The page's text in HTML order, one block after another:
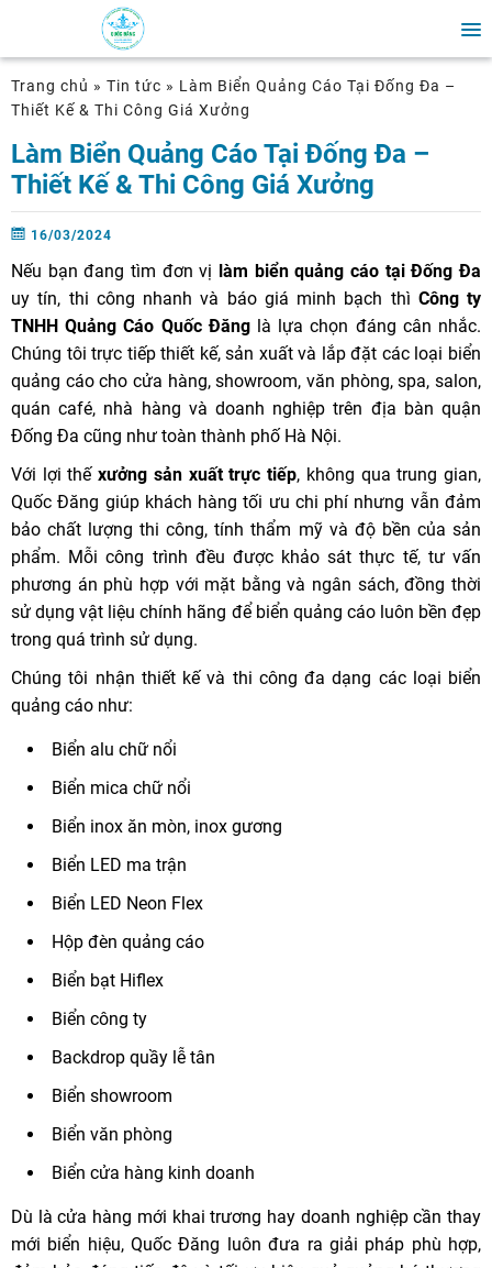
Trang chủ » Tin tức » Làm Biển Quảng Cáo Tại Đống Đa –
Thiết Kế & Thi Công Giá Xưởng
Làm Biển Quảng Cáo Tại Đống Đa –
Thiết Kế & Thi Công Giá Xưởng
16/03/2024
Nếu bạn đang tìm đơn vị làm biển quảng cáo tại Đống Đa
uy tín, thi công nhanh và báo giá minh bạch thì Công ty
TNHH Quảng Cáo Quốc Đănglà lựa chọn đáng cân nhắc.
Chúng tôi trực tiếp thiết kế, sản xuất và lắp đặt các loại biển
quảng cáo cho cửa hàng, showroom, văn phòng, spa, salon,
quán café, nhà hàng và doanh nghiệp trên địa bàn quận
Đống Đa cũng như toàn thành phố Hà Nội.
Với lợi thếxưởng sản xuất trực tiếp, không qua trung gian,
Quốc Đăng giúp khách hàng tối ưu chi phí nhưng vẫn đảm
bảo chất lượng thi công, tính thẩm mỹ và độ bền của sản
phẩm. Mỗi công trình đều được khảo sát thực tế, tư vấn
phương án phù hợp với mặt bằng và ngân sách, đồng thời
sử dụng vật liệu chính hãng để biển quảng cáo luôn bền đẹp
trong quá trình sử dụng.
Chúng tôi nhận thiết kế và thi công đa dạng các loại biển
quảng cáo như:
Biển alu chữ nổi
Biển mica chữ nổi
Biển inox ăn mòn, inox gương
Biển LED ma trận
Biển LED Neon Flex
Hộp đèn quảng cáo
Biển bạt Hiflex
Biển công ty
Backdrop quầy lễ tân
Biển showroom
Biển văn phòng
Biển cửa hàng kinh doanh
Dù là cửa hàng mới khai trương hay doanh nghiệp cần thay
mới biển hiệu, Quốc Đăng luôn đưa ra giải pháp phù hợp,